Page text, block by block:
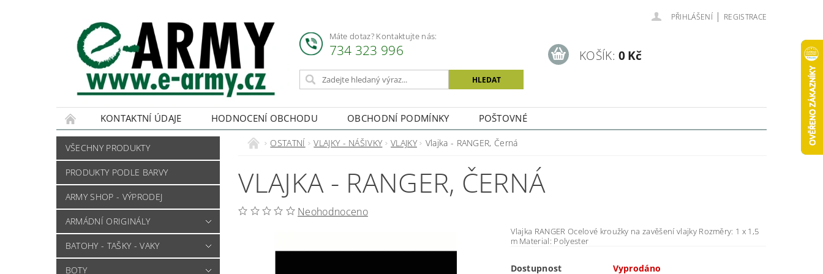
Máte dotaz? Kontaktujte nás:
734 323 996
PŘIHLÁŠENÍ | REGISTRACE
KOŠÍK: 0 Kč
KONTAKTNÍ ÚDAJE HODNOCENÍ OBCHODU OBCHODNÍ PODMÍNKY POŠTOVNÉ
VŠECHNY PRODUKTY
PRODUKTY PODLE BARVY
ARMY SHOP - VÝPRODEJ
ARMÁDNÍ ORIGINÁLY
BATOHY - TAŠKY - VAKY
BOTY
OSTATNÍ VLAJKY - NÁŠIVKY VLAJKY Vlajka - RANGER, Černá
VLAJKA - RANGER, ČERNÁ
Neohodnoceno
Vlajka RANGER Ocelové kroužky na zavěšení vlajky Rozměry: 1 x 1,5
m Material: Polyester
Dostupnost Vyprodáno